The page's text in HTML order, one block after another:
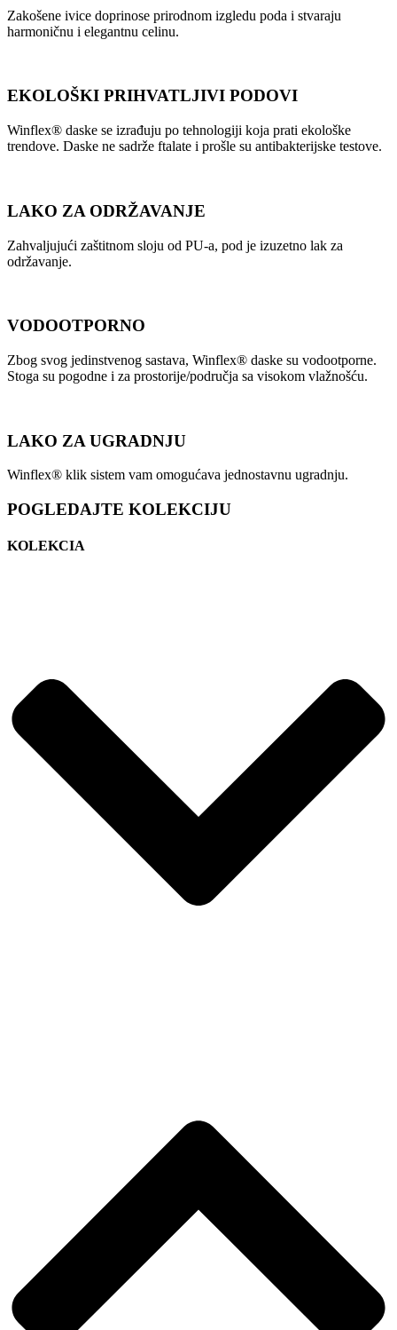
Zakošene ivice doprinose prirodnom izgledu poda i stvaraju
harmoničnu i elegantnu celinu.
EKOLOŠKI PRIHVATLJIVI PODOVI
Winflex® daske se izrađuju po tehnologiji koja prati ekološke
trendove. Daske ne sadrže ftalate i prošle su antibakterijske testove.
LAKO ZA ODRŽAVANJE
Zahvaljujući zaštitnom sloju od PU-a, pod je izuzetno lak za
održavanje.
VODOOTPORNO
Zbog svog jedinstvenog sastava, Winflex® daske su vodootporne.
Stoga su pogodne i za prostorije/područja sa visokom vlažnošću.
LAKO ZA UGRADNJU
Winflex® klik sistem vam omogućava jednostavnu ugradnju.
POGLEDAJTE KOLEKCIJU
KOLEKCIA